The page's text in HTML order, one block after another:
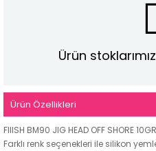
Ürün
Ürün Özellikleri
FIIISH BM90 JIG HEAD OFF SHORE 10GR
Farklı renk seçenekleri ile silikon